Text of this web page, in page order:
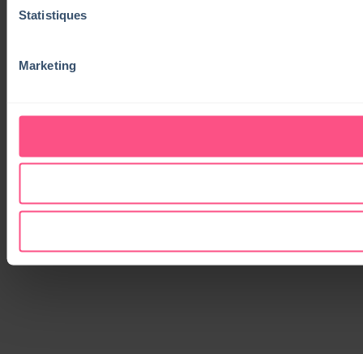
Statistiques
Marketing